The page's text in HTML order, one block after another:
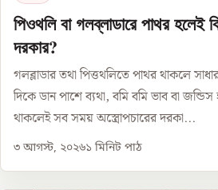
পিওথলি বা গলব্লাডারে পাথর হলেই
দরকার?
গলব্লাডার তথা পিত্তথলিতে পাথর থাকলে
দিকে ডান পাশে ব্যথা, বমি বমি ভাব বা
থাকলেই সব সময় অস্ত্রোপচারের দরকা...
৩ আগস্ট, ২০২৬১ মিনিট পাঠ